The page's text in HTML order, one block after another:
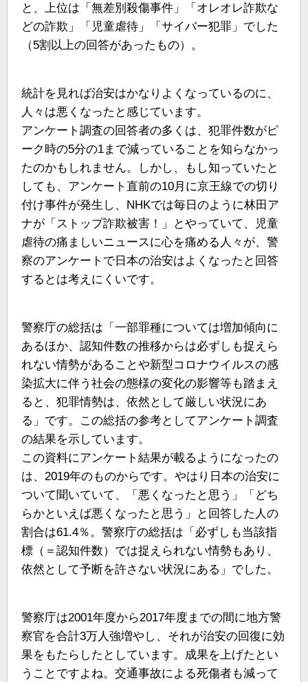
と、上位は「無差別殺傷事件」「オレオレ詐欺な
どの詐欺」「児童虐待」「サイバー犯罪」でした
（5割以上の回答があったもの）。
統計を見れば治安はかなりよくなっているのに、
人々は悪くなったと感じています。
アンケート調査の回答者の多くは、犯罪件数がピ
ーク時の5分の1まで減っていることを知らなかっ
たのかもしれません。しかし、もし知っていたと
しても、アンケート直前の10月に京王線での切り
付け事件が発生し、NHKでは毎日のように林田ア
ナが「ストップ詐欺被害！」とやっていて、児童
虐待の痛ましいニュースに心を痛める人々が、警
察のアンケートで日本の治安はよくなったと回答
するとは考えにくいです。
警察庁の総括は「一部罪種については増加傾向に
あるほか、認知件数の推移からは必ずしも捉えら
れない情勢があることや新型コロナウイルスの感
染拡大に伴う社会の態様の変化の影響等も踏まえ
ると、犯罪情勢は、依然として厳しい状況にあ
る」です。この総括の参考としてアンケート調査
の結果を示しています。
この資料にアンケート結果が載るようになったの
は、2019年のものからです。やはり日本の治安に
ついて聞いていて、「悪くなったと思う」「どち
らかといえば悪くなったと思う」と回答した人の
割合は61.4％。警察庁の総括は「必ずしも当該指
標（＝認知件数）では捉えられない情勢もあり、
依然として予断を許さない状況にある」でした。
警察庁は2001年度から2017年度までの間に地方警
察官を合計3万人強増やし、それが治安の回復に効
果をもたらしたとしています。成果を上げたとい
うことですよね。交通事故による死傷者も減って